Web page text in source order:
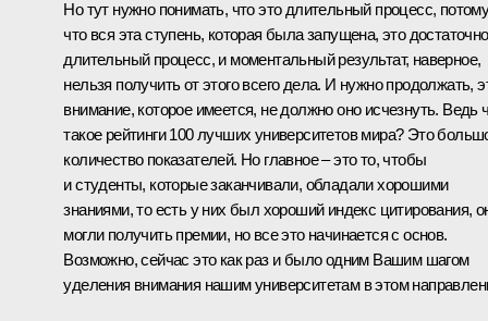
Но тут нужно понимать, что это длительный процесс,
что вся эта ступень, которая была запущена, это достаточно
длительный процесс, и моментальный результат, наверное,
нельзя получить от этого всего дела. И нужно продолжать,
внимание, которое имеется, не должно оно исчезнуть. Ведь
такое рейтинги 100 лучших университетов мира? Это
количество показателей. Но главное – это то, чтобы
и студенты, которые заканчивали, обладали хорошими
знаниями, то есть у них был хороший индекс цитирования,
могли получить премии, но все это начинается с основ.
Возможно, сейчас это как раз и было одним Вашим шагом
уделения внимания нашим университетам в этом